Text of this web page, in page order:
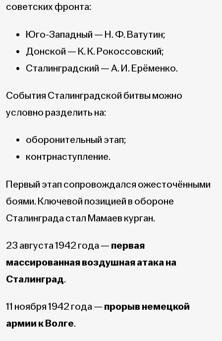
советских фронта:
Юго-Западный — Н. Ф. Ватутин;
Донской — К. К. Рокоссовский;
Сталинградский — А. И. Ерёменко.
События Сталинградской битвы можно
условно разделить на:
оборонительный этап;
контрнаступление.
Первый этап сопровождался ожесточёнными
боями. Ключевой позицией в обороне
Сталинграда стал Мамаев курган.
23 августа 1942 года — первая
массированнаявоздушная атака на
Сталинград.
11 ноября 1942 года — прорыв немецкой
армии к Волге.